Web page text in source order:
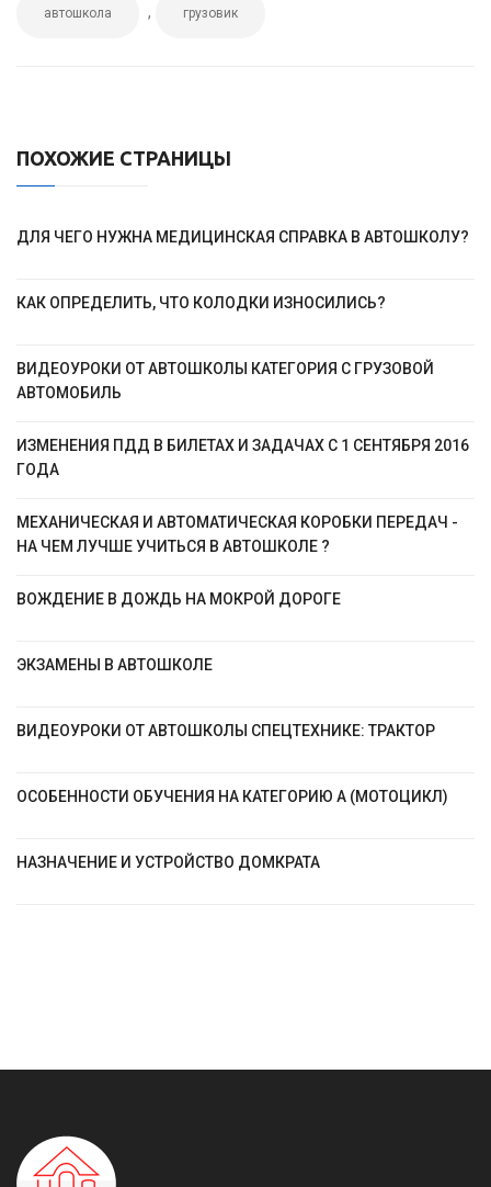
автошкола , грузовик
ПОХОЖИЕ СТРАНИЦЫ
ДЛЯ ЧЕГО НУЖНА МЕДИЦИНСКАЯ СПРАВКА В АВТОШКОЛУ?
КАК ОПРЕДЕЛИТЬ, ЧТО КОЛОДКИ ИЗНОСИЛИСЬ?
ВИДЕОУРОКИ ОТ АВТОШКОЛЫ КАТЕГОРИЯ C ГРУЗОВОЙ
АВТОМОБИЛЬ
ИЗМЕНЕНИЯ ПДД В БИЛЕТАХ И ЗАДАЧАХ С 1 СЕНТЯБРЯ 2016
ГОДА
МЕХАНИЧЕСКАЯ И АВТОМАТИЧЕСКАЯ КОРОБКИ ПЕРЕДАЧ -
НА ЧЕМ ЛУЧШЕ УЧИТЬСЯ В АВТОШКОЛЕ ?
ВОЖДЕНИЕ В ДОЖДЬ НА МОКРОЙ ДОРОГЕ
ЭКЗАМЕНЫ В АВТОШКОЛЕ
ВИДЕОУРОКИ ОТ АВТОШКОЛЫ СПЕЦТЕХНИКЕ: ТРАКТОР
ОСОБЕННОСТИ ОБУЧЕНИЯ НА КАТЕГОРИЮ А (МОТОЦИКЛ)
НАЗНАЧЕНИЕ И УСТРОЙСТВО ДОМКРАТА